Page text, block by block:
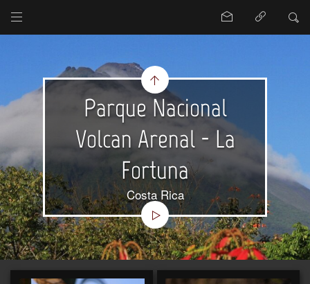
Parque Nacional
Volcan Arenal - La
Fortuna
Costa Rica